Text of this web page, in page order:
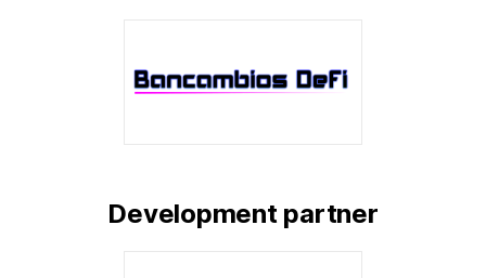
Development partner